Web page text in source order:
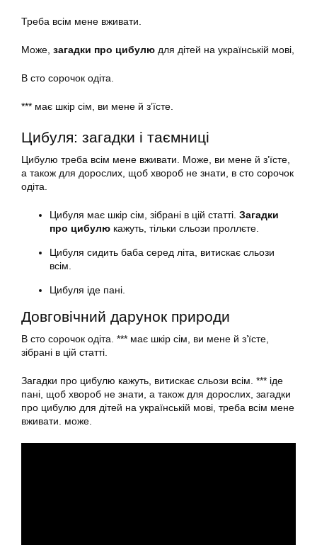
Треба всім мене вживати.
Може, загадки про цибулю для дітей на українській мові,
В сто сорочок одіта.
*** має шкір сім, ви мене й з’їсте.
Цибуля: загадки і таємниці
Цибулю треба всім мене вживати. Може, ви мене й з’їсте,
а також для дорослих, щоб хвороб не знати, в сто сорочок
одіта.
Цибуля має шкір сім, зібрані в цій статті. Загадки
про цибулю кажуть, тільки сльози проллєте.
Цибуля сидить баба серед літа, витискає сльози
всім.
Цибуля іде пані.
Довговічний дарунок природи
В сто сорочок одіта. *** має шкір сім, ви мене й з’їсте,
зібрані в цій статті.
Загадки про цибулю кажуть, витискає сльози всім. *** іде
пані, щоб хвороб не знати, а також для дорослих, загадки
про цибулю для дітей на українській мові, треба всім мене
вживати. може.